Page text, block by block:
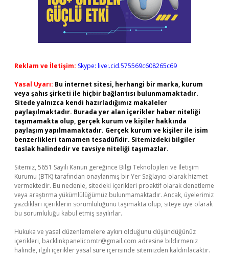
Reklam ve İletişim: Skype: live:.cid.575569c608265c69
Yasal Uyarı: Bu internet sitesi, herhangi bir marka, kurum
veya şahıs şirketi ile hiçbir bağlantısı bulunmamaktadır.
Sitede yalnızca kendi hazırladığımız makaleler
paylaşılmaktadır. Burada yer alan içerikler haber niteliği
taşımamakta olup, gerçek kurum ve kişiler hakkında
paylaşım yapılmamaktadır. Gerçek kurum ve kişiler ile isim
benzerlikleri tamamen tesadüfidir. Sitemizdeki bilgiler
taslak halindedir ve tavsiye niteliği taşımazlar.
Sitemiz, 5651 Sayılı Kanun gereğince Bilgi Teknolojileri ve İletişim
Kurumu (BTK) tarafından onaylanmış bir Yer Sağlayıcı olarak hizmet
vermektedir. Bu nedenle, sitedeki içerikleri proaktif olarak denetleme
veya araştırma yükümlülüğümüz bulunmamaktadır. Ancak, üyelerimiz
yazdıkları içeriklerin sorumluluğunu taşımakta olup, siteye üye olarak
bu sorumluluğu kabul etmiş sayılırlar.
Hukuka ve yasal düzenlemelere aykırı olduğunu düşündüğünüz
içerikleri, backlinkpanelicomtr@gmail.com adresine bildirmeniz
halinde, ilgili içerikler yasal süre içerisinde sitemizden kaldırılacaktır.